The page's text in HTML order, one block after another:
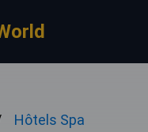
Hôtels Spa